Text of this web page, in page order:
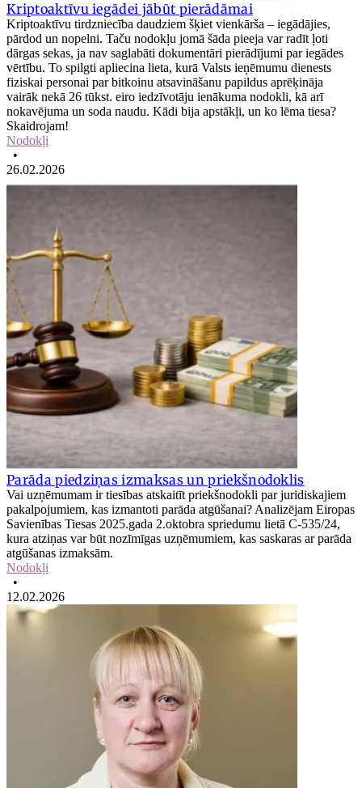
Kriptoaktīvu iegādei jābūt pierādāmai
Kriptoaktīvu tirdzniecība daudziem šķiet vienkārša – iegādājies,
pārdod un nopelni. Taču nodokļu jomā šāda pieeja var radīt ļoti
dārgas sekas, ja nav saglabāti dokumentāri pierādījumi par iegādes
vērtību. To spilgti apliecina lieta, kurā Valsts ieņēmumu dienests
fiziskai personai par bitkoinu atsavināšanu papildus aprēķināja
vairāk nekā 26 tūkst. eiro iedzīvotāju ienākuma nodokli, kā arī
nokavējuma un soda naudu. Kādi bija apstākļi, un ko lēma tiesa?
Skaidrojam!
Nodokļi
•
26.02.2026
Parāda piedziņas izmaksas un priekšnodoklis
Vai uzņēmumam ir tiesības atskaitīt priekšnodokli par juridiskajiem
pakalpojumiem, kas izmantoti parāda atgūšanai? Analizējam Eiropas
Savienības Tiesas 2025.gada 2.oktobra spriedumu lietā C-535/24,
kura atziņas var būt nozīmīgas uzņēmumiem, kas saskaras ar parāda
atgūšanas izmaksām.
Nodokļi
•
12.02.2026